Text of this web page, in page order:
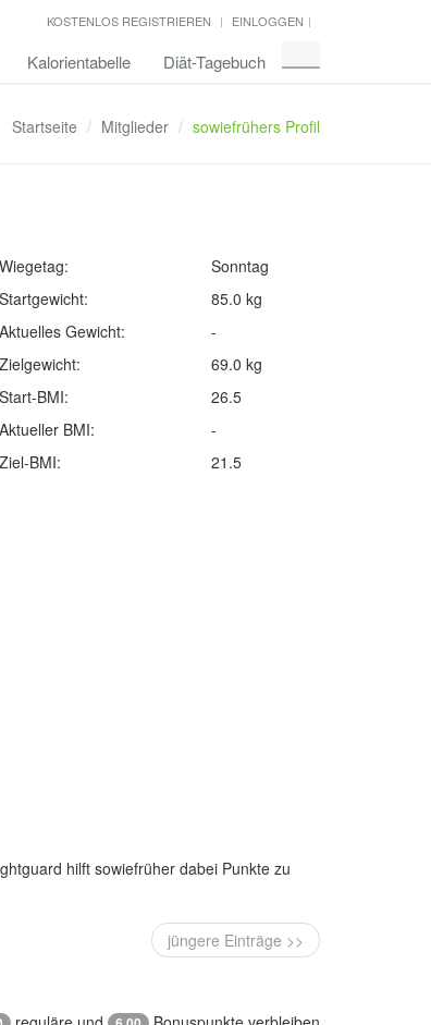
KOSTENLOS REGISTRIEREN EINLOGGEN
Kalorientabelle Diät-Tagebuch
Startseite Mitglieder sowiefrühers Profil
Wiegetag:
Sonntag
Startgewicht:
85.0 kg
Aktuelles Gewicht:
-
Zielgewicht:
69.0 kg
Start-BMI:
26.5
Aktueller BMI:
-
Ziel-BMI: 21.5
hilft sowiefrüher dabei Punkte zu
jüngere Einträge >>